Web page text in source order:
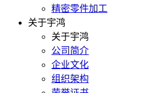
精密零件加工
关于宇鸿
关于宇鸿
公司简介
企业文化
组织架构